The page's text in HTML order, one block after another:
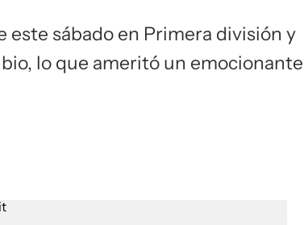
sábado en Primera división y
lo que ameritó un emocionante